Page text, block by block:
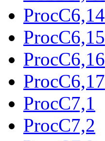
ProcC6,14
ProcC6,15
ProcC6,16
ProcC6,17
ProcC7,1
ProcC7,2